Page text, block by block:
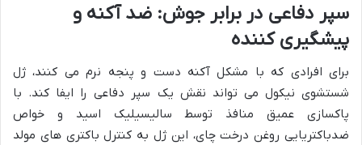
سپر دفاعی در برابر جوش: ضد آکنه و
پیشگیری کننده
برای افرادی که با مشکل آکنه دست و پنجه نرم می کنند، ژل
شستشوی نیکول می تواند نقش یک سپر دفاعی را ایفا کند. با
پاکسازی عمیق منافذ توسط سالیسیلیک اسید و خواص
ضدباکتریایی روغن درخت چای، این ژل به کنترل باکتری های مولد